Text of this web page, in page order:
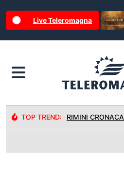
Live Teleromagna
TOP TREND: RIMINI CRONACA